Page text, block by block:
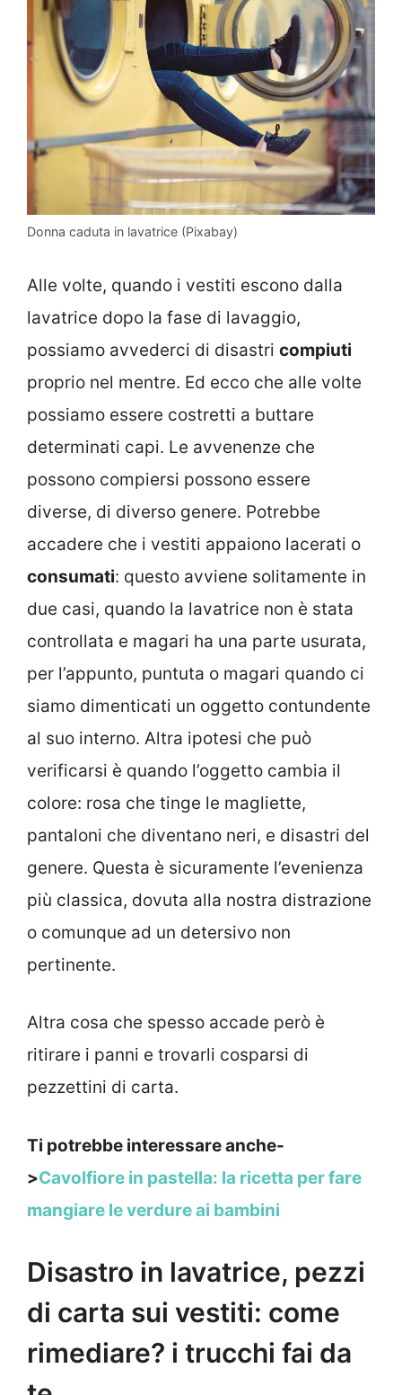
Donna caduta in lavatrice (Pixabay)
Alle volte, quando i vestiti escono dalla
lavatrice dopo la fase di lavaggio,
possiamo avvederci di disastri compiuti
proprio nel mentre. Ed ecco che alle volte
possiamo essere costretti a buttare
determinati capi. Le avvenenze che
possono compiersi possono essere
diverse, di diverso genere. Potrebbe
accadere che i vestiti appaiono lacerati o
consumati: questo avviene solitamente in
due casi, quando la lavatrice non è stata
controllata e magari ha una parte usurata,
per l’appunto, puntuta o magari quando ci
siamo dimenticati un oggetto contundente
al suo interno. Altra ipotesi che può
verificarsi è quando l’oggetto cambia il
colore: rosa che tinge le magliette,
pantaloni che diventano neri, e disastri del
genere. Questa è sicuramente l’evenienza
più classica, dovuta alla nostra distrazione
o comunque ad un detersivo non
pertinente.
Altra cosa che spesso accade però è
ritirare i panni e trovarli cosparsi di
pezzettini di carta.
Ti potrebbe interessare anche-
>Cavolfiore in pastella: la ricetta per fare
mangiare le verdure ai bambini
Disastro in lavatrice, pezzi
di carta sui vestiti: come
rimediare? i trucchi fai da